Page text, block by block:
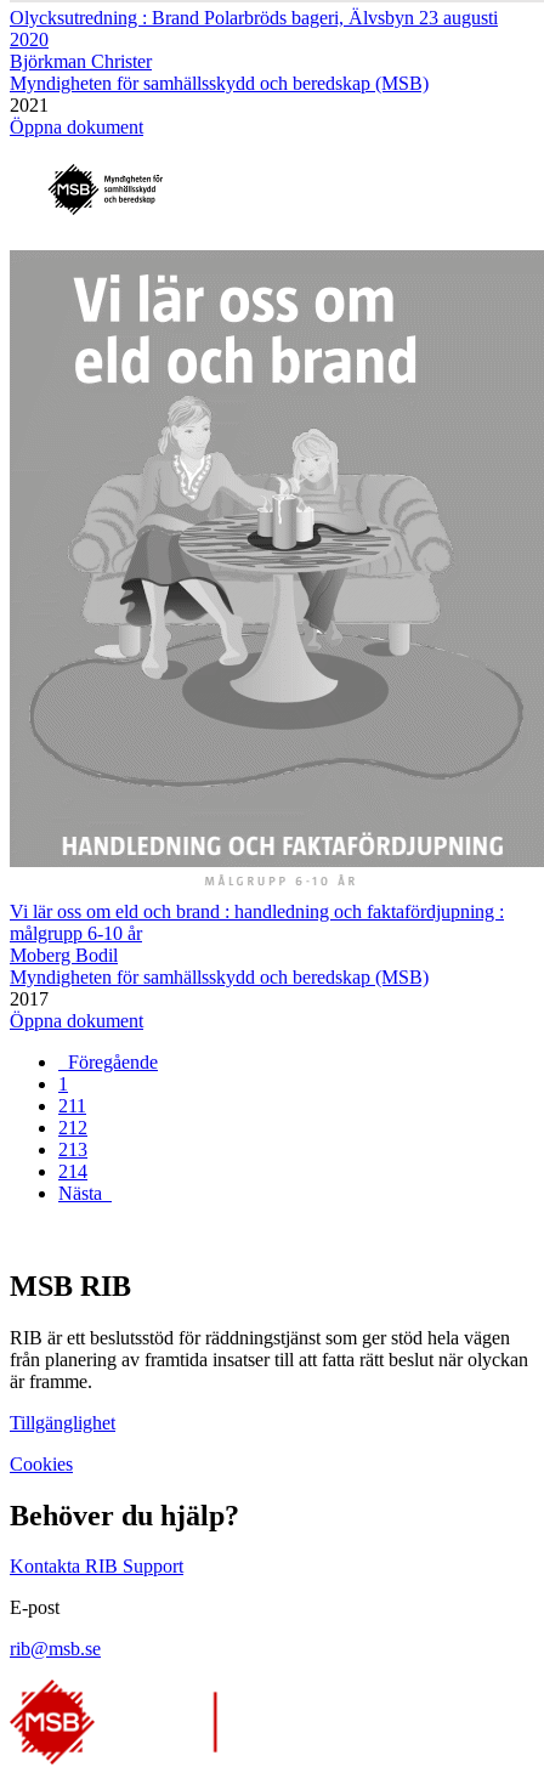
Olycksutredning : Brand Polarbröds bageri, Älvsbyn 23 augusti
2020
Björkman Christer
Myndigheten för samhällsskydd och beredskap (MSB)
2021
Öppna dokument
Vi lär oss om eld och brand : handledning och faktafördjupning :
målgrupp 6-10 år
Moberg Bodil
Myndigheten för samhällsskydd och beredskap (MSB)
2017
Öppna dokument
Föregående
1
211
212
213
214
Nästa
MSB RIB
RIB är ett beslutsstöd för räddningstjänst som ger stöd hela vägen
från planering av framtida insatser till att fatta rätt beslut när olyckan
är framme.
Tillgänglighet
Cookies
Behöver du hjälp?
Kontakta RIB Support
E-post
rib@msb.se